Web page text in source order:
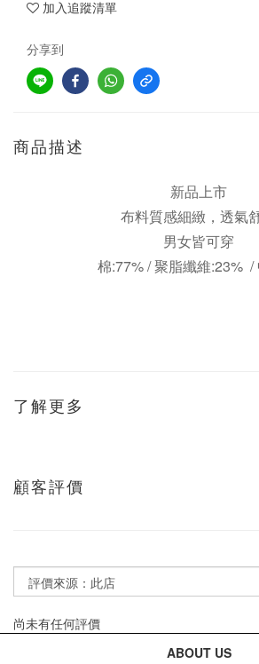
加入追蹤清單
分享到
商品描述
新品上市
布料質感細緻，透氣
男女皆可穿
棉:77% / 聚脂纖維:23% /
了解更多
顧客評價
尚未有任何評價
ABOUT US